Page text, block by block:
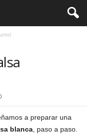
a preparar una
blanca , paso a paso.